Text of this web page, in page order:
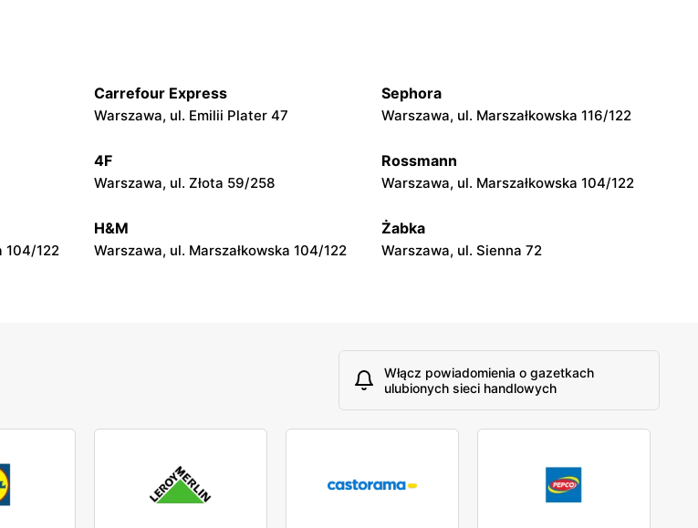
moje sklepy
Iwierzyce, ul. Iwierzyce 152A
moje sklepy
Tczew, ul. Franciszka Żwirki 61
moje sklepy
Niebylec, ul. Niebylec 139
moje sklepy
Opole, ul. Grudzicka 45
Carrefour Express
Warszawa, ul. Emilii Plater 47
Sephora
Warszawa, ul. Marszałkowska 116/122
4F
Warszawa, ul. Złota 59/258
Rossmann
Warszawa, ul. Marszałkowska 104/122
104/122
H&M
Warszawa, ul. Marszałkowska 104/122
Żabka
Warszawa, ul. Sienna 72
Włącz powiadomienia o gazetkach
ulubionych sieci handlowych